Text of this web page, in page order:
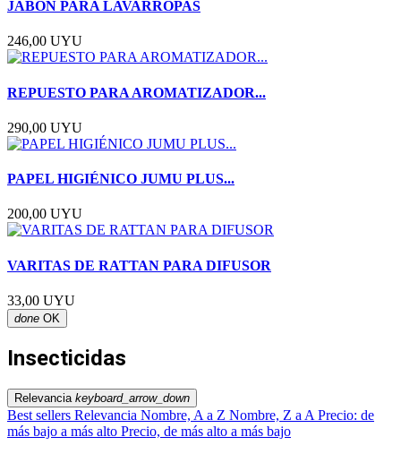
JABÓN PARA LAVARROPAS
246,00 UYU
REPUESTO PARA AROMATIZADOR...
290,00 UYU
PAPEL HIGIÉNICO JUMU PLUS...
200,00 UYU
VARITAS DE RATTAN PARA DIFUSOR
33,00 UYU
done OK
Insecticidas
Relevancia keyboard_arrow_down
Best sellers Relevancia Nombre, A a Z Nombre, Z a A Precio: de
más bajo a más alto Precio, de más alto a más bajo